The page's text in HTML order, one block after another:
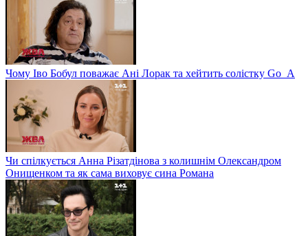
Чому Іво Бобул поважає Ані Лорак та хейтить солістку Go_A
Чи спілкується Анна Різатдінова з колишнім Олександром
Онищенком та як сама виховує сина Романа